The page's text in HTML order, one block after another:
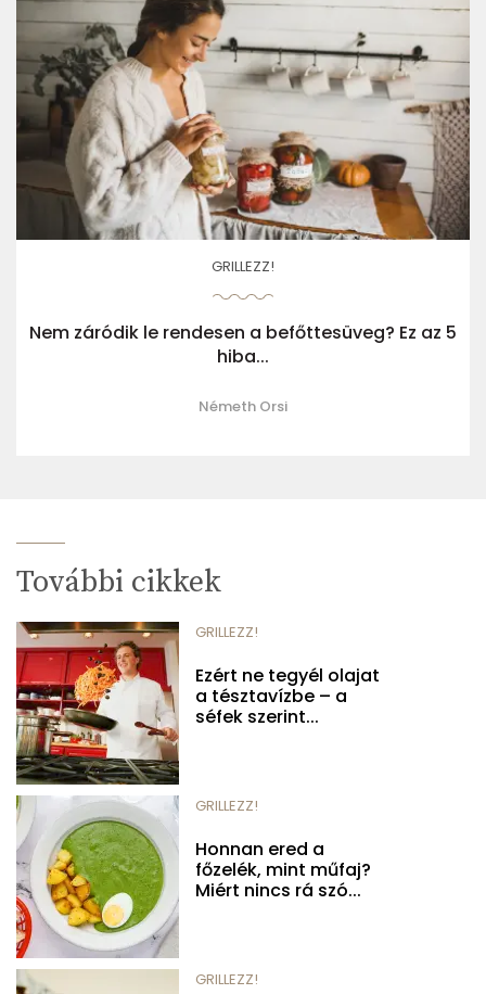
GRILLEZZ!
Nem záródik le rendesen a befőttesüveg? Ez az 5
hiba...
Németh Orsi
További cikkek
GRILLEZZ!
Ezért ne tegyél olajat
a tésztavízbe – a
séfek szerint...
GRILLEZZ!
Honnan ered a
főzelék, mint műfaj?
Miért nincs rá szó...
GRILLEZZ!